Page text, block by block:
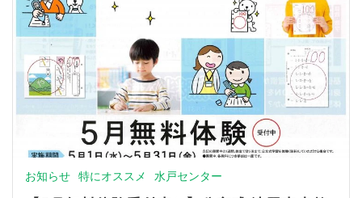
お知らせ 特にオススメ 水戸センター